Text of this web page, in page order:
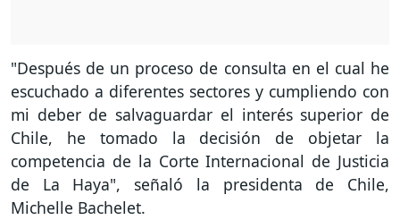
"Después de un proceso de consulta en el cual he
escuchado a diferentes sectores y cumpliendo con
mi deber de salvaguardar el interés superior de
Chile, he tomado la decisión de objetar la
competencia de la Corte Internacional de Justicia
de La Haya", señaló la presidenta de Chile,
Michelle Bachelet.